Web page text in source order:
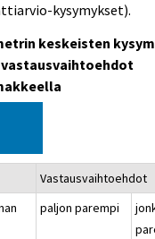
kysymykset).
keskeisten
Vastausvaihtoehdot
paljon parempi